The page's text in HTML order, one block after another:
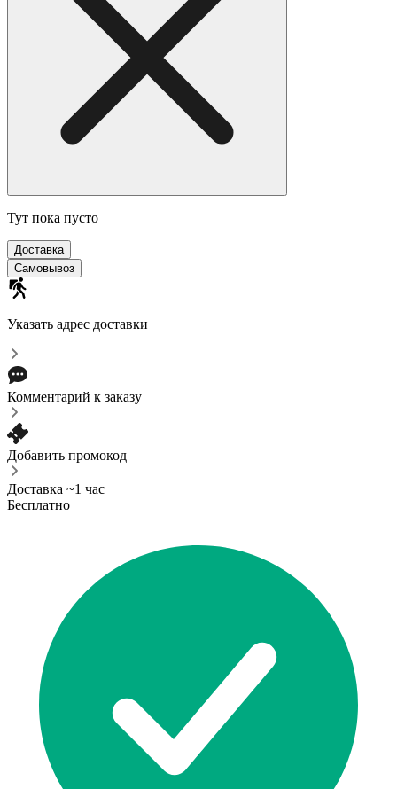
Тут пока пусто
Доставка
Самовывоз
Указать адрес доставки
Комментарий к заказу
Добавить промокод
Доставка ~1 час
Бесплатно